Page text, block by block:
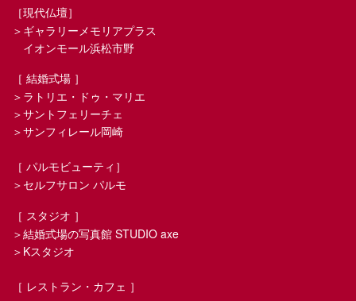
［現代仏壇］
＞ギャラリーメモリアプラス
イオンモール浜松市野
［ 結婚式場 ］
＞ラトリエ・ドゥ・マリエ
＞サントフェリーチェ
＞サンフィレール岡崎
［ パルモビューティ］
＞セルフサロン パルモ
［ スタジオ ］
＞結婚式場の写真館 STUDIO axe
＞Kスタジオ
［ レストラン・カフェ ］